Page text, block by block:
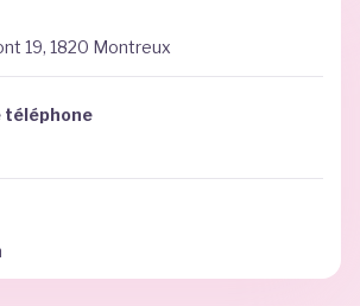
19, 1820 Montreux
téléphone